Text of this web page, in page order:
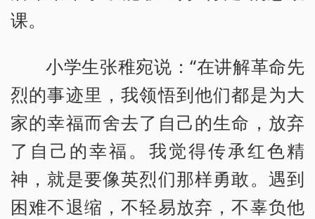
课。
小学生张稚宛说：“在讲解革命先
烈的事迹里，我领悟到他们都是为大
家的幸福而舍去了自己的生命，放弃
了自己的幸福。我觉得传承红色精
神，就是要像英烈们那样勇敢。遇到
困难不退缩，不轻易放弃，不辜负他